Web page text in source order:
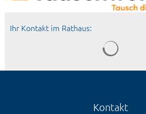
Ihr Kontakt im Rathaus:
Kontakt